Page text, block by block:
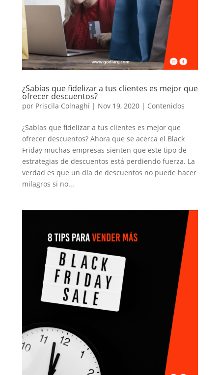
¿Sabías que fidelizar a tus clientes es mejor que
ofrecer descuentos?
por Priscila Colnaghi | Nov 19, 2020| Contenidos
¿Sabías que fidelizar a tus clientes es mejor que
ofrecer descuentos? Ahora que se acerca el Black
Friday muchas empresas sienten que este tipo de
estrategias de descuentos está perdiendo fuerza. La
verdad es que un día de descuentos no puede hacer
milagros si no...